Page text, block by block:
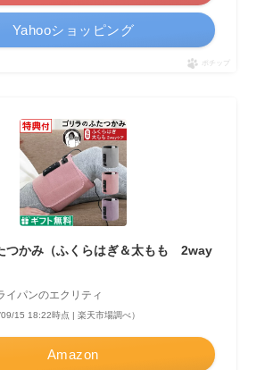
Yahooショッピング
ポチップ
つかみ（ふくらはぎ＆太もも 2way
イパンのエクリティ
09/15 18:22時点 | 楽天市場調べ）
Amazon